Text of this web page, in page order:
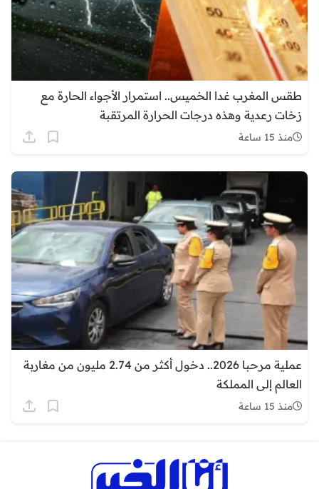
طقس المغرب غدا الخميس.. استمرار الأجواء الحارة مع
زخات رعدية وهذه درجات الحرارة المرتقبة
منذ 15 ساعة
عملية مرحبا 2026.. دخول أكثر من 2.74 مليون من مغاربة
العالم إلى المملكة
منذ 15 ساعة